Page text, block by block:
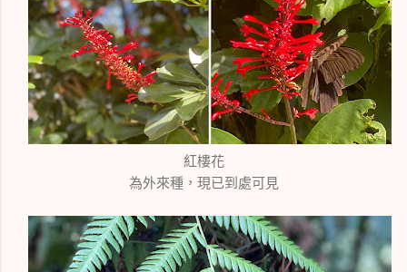
紅樓花
為外來種，現已到處可見